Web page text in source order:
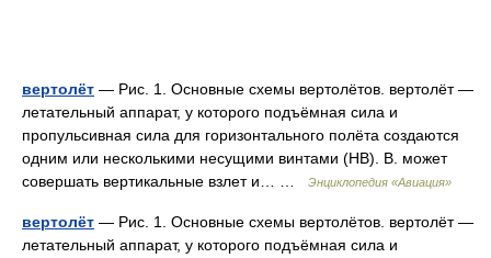
вертолёт — Рис. 1. Основные схемы вертолётов. вертолёт —
летательный аппарат, у которого подъёмная сила и
пропульсивная сила для горизонтального полёта создаются
одним или несколькими несущими винтами (НВ). В. может
совершать вертикальные взлет и… …
Энциклопедия «Авиация»
вертолёт — Рис. 1. Основные схемы вертолётов. вертолёт —
летательный аппарат, у которого подъёмная сила и